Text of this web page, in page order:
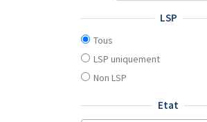
LSP
Tous
LSP uniquement
Non LSP
Etat